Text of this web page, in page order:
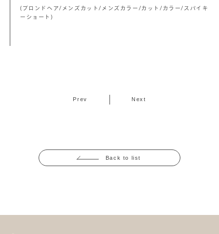
(ブロンドヘア/メンズカット/メンズカラー/カット/カラー/スパイキ
ーショート)
Prev Next
Back to list